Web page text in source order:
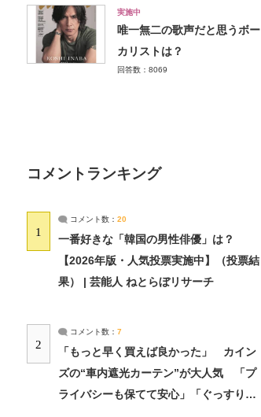
実施中
唯一無二の歌声だと思うボー
カリストは？
回答数：8069
コメントランキング
1
コメント数： 20
一番好きな「韓国の男性俳優」は？
【2026年版・人気投票実施中】（投票結
果） | 芸能人 ねとらぼリサーチ
2
コメント数： 7
「もっと早く買えば良かった」 カイン
ズの“車内遮光カーテン”が大人気 「プ
ライバシーも保てて安心」「ぐっすり眠